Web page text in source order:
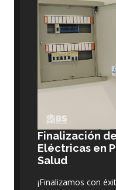
Finalización
Eléctricas en
Salud
¡Finalizamos con